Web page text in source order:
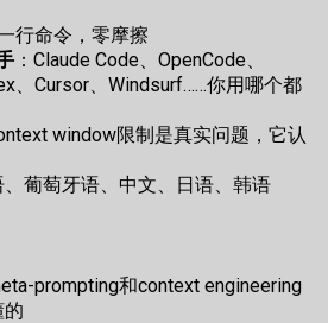
行命令，零摩擦
：Claude Code、OpenCode、
、Cursor、Windsurf……你用哪个都
window限制是真实问题，它认
、葡萄牙语、中文、日语、韩语
prompting和context engineering